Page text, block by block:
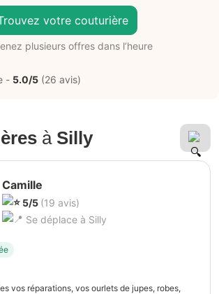
votre couturière
plusieurs offres dans l’heure
- 5.0/5 (26 avis)
à Silly
Camille
5/5 (19 avis)
Se déplace à Silly
vos réparations, vos ourlets de jupes, robes,